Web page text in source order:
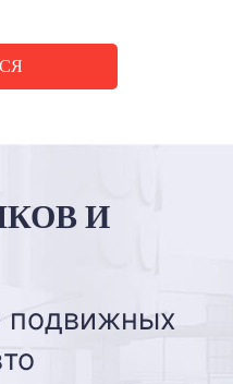
И
подвижных